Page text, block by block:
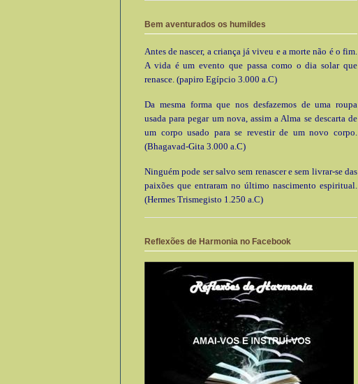
Bem aventurados os humildes
Antes de nascer, a criança já viveu e a morte não é o fim.
A vida é um evento que passa como o dia solar que
renasce. (papiro Egípcio 3.000 a.C)
Da mesma forma que nos desfazemos de uma roupa
usada para pegar um nova, assim a Alma se descarta de
um corpo usado para se revestir de um novo corpo.
(Bhagavad-Gita 3.000 a.C)
Ninguém pode ser salvo sem renascer e sem livrar-se das
paixões que entraram no último nascimento espiritual.
(Hermes Trismegisto 1.250 a.C)
Reflexões de Harmonia no Facebook